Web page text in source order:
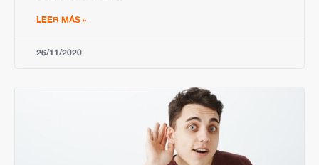
LEER MÁS »
26/11/2020